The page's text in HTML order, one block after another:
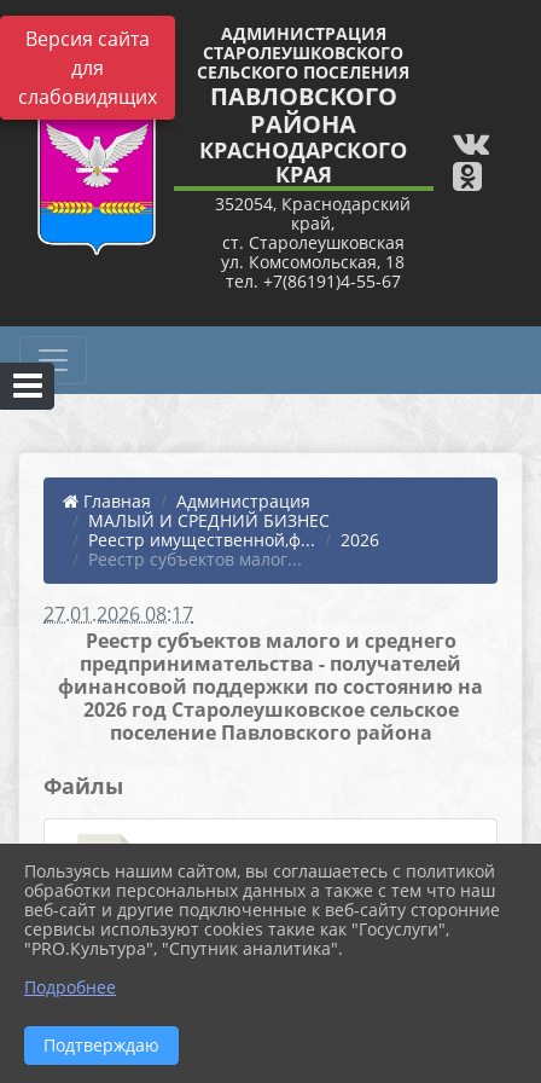
Версия сайта
для
слабовидящих
АДМИНИСТРАЦИЯ
СТАРОЛЕУШКОВСКОГО
СЕЛЬСКОГО ПОСЕЛЕНИЯ
ПАВЛОВСКОГО
РАЙОНА
КРАСНОДАРСКОГО
КРАЯ
352054, Краснодарский
край,
ст. Старолеушковская
ул. Комсомольская, 18
тел. +7(86191)4-55-67
Главная
Администрация
МАЛЫЙ И СРЕДНИЙ БИЗНЕС
Реестр имущественной,ф...
2026
Реестр субъектов малог...
27.01.2026 08:17
Реестр субъектов малого и среднего
предпринимательства - получателей
финансовой поддержки по состоянию на
2026 год Старолеушковское сельское
поселение Павловского района
Файлы
033219f1-c469-4842-bb63-
24532a3f64e6 (4) (33.5 KiB)
Пользуясь нашим сайтом, вы соглашаетесь с политикой
обработки персональных данных а также с тем что наш
веб-сайт и другие подключенные к веб-сайту сторонние
сервисы используют cookies такие как "Госуслуги",
"PRO.Культура", "Спутник аналитика".
Подробнее
Подтверждаю